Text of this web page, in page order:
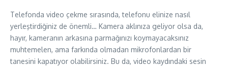
Telefonda video çekme sırasında, telefonu elinize nasıl
yerleştirdiğiniz de önemli… Kamera aklınıza geliyor olsa da,
hayır, kameranın arkasına parmağınızı koymayacaksınız
muhtemelen, ama farkında olmadan mikrofonlardan bir
tanesini kapatıyor olabilirsiniz. Bu da, video kaydındaki sesin